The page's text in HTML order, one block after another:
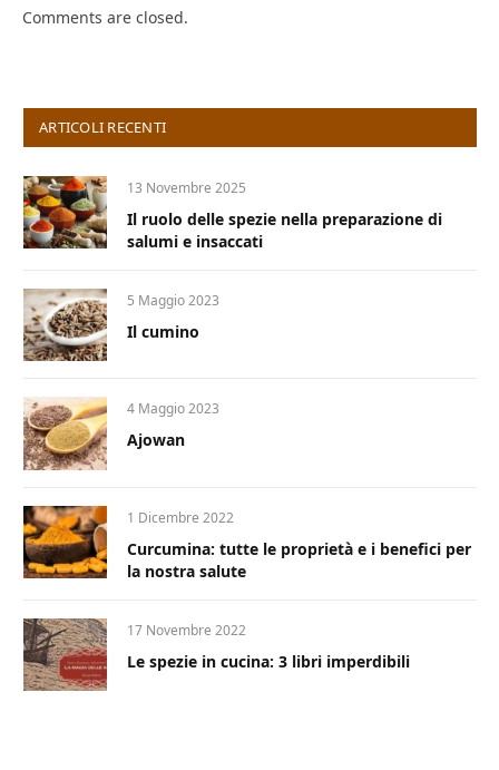
Comments are closed.
ARTICOLI RECENTI
13 Novembre 2025
Il ruolo delle spezie nella preparazione di
salumi e insaccati
5 Maggio 2023
Il cumino
4 Maggio 2023
Ajowan
1 Dicembre 2022
Curcumina: tutte le proprietà e i benefici per
la nostra salute
17 Novembre 2022
Le spezie in cucina: 3 libri imperdibili